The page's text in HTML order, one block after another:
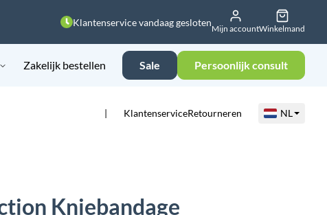
Klantenservice vandaag gesloten
Mijn accountWinkelmand
Zakelijk bestellen Sale Persoonlijk consult
KlantenserviceRetourneren NL
Kniebandage